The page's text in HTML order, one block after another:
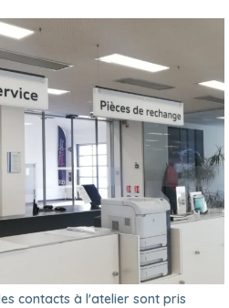
contacts à l'atelier sont pris